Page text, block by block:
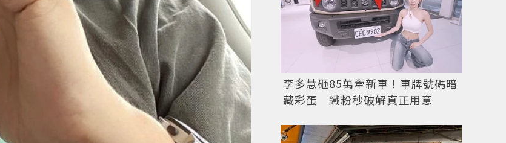
李多慧砸85萬牽新車！車牌號碼暗
藏彩蛋 鐵粉秒破解真正用意